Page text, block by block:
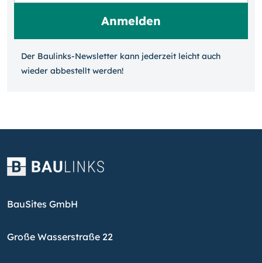
Der Baulinks-Newsletter kann jeder­zeit leicht auch
wieder ab­bestellt werden!
BauSites GmbH
Große Wasserstraße 22